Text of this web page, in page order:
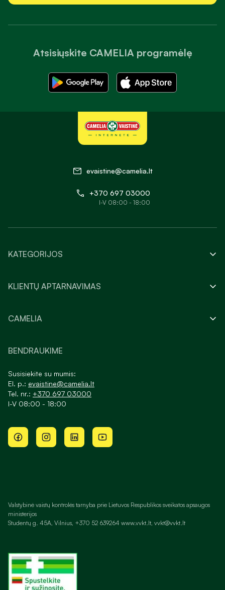
Atsisiųskite CAMELIA programėlę
evaistine@camelia.lt
+370 697 03000
I-V 08:00 - 18:00
KATEGORIJOS
KLIENTŲ APTARNAVIMAS
CAMELIA
BENDRAUKIME
Susisiekite su mumis:
El. p.: evaistine@camelia.lt
Tel. nr.: +370 697 03000
I-V 08:00 - 18:00
Valstybinė vaistų kontrolės tarnyba prie Lietuvos Respublikos sveikatos apsaugos
ministerijos
Studentų g. 45A, Vilnius, +370 52 639264 www.vvkt.lt, vvkt@vvkt.lt